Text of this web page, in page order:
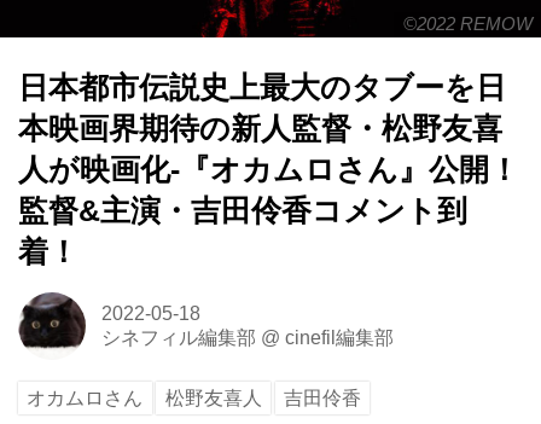
©️2022 REMOW
日本都市伝説史上最大のタブーを日
本映画界期待の新人監督・松野友喜
人が映画化-『オカムロさん』公開！
監督&主演・吉田伶香コメント到
着！
2022-05-18
シネフィル編集部 @ cinefil編集部
オカムロさん 松野友喜人 吉田伶香